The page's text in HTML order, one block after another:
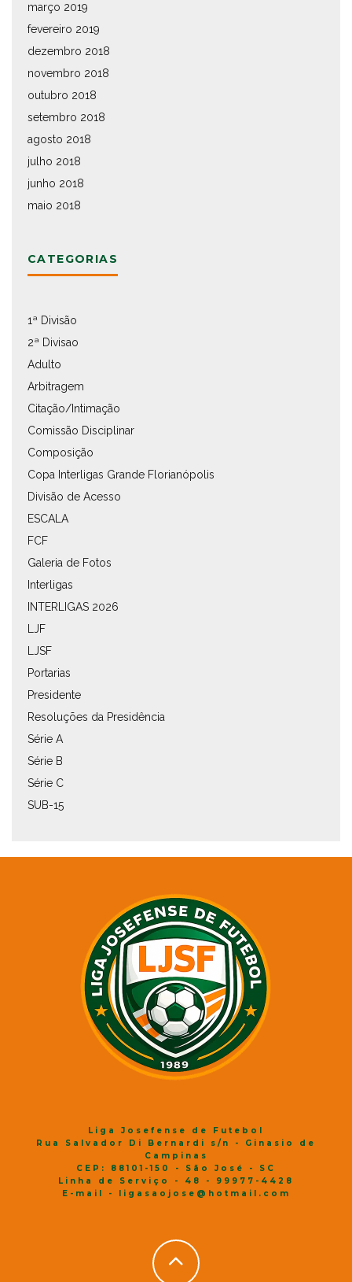
março 2019
fevereiro 2019
dezembro 2018
novembro 2018
outubro 2018
setembro 2018
agosto 2018
julho 2018
junho 2018
maio 2018
CATEGORIAS
1ª Divisão
2ª Divisao
Adulto
Arbitragem
Citação/Intimação
Comissão Disciplinar
Composição
Copa Interligas Grande Florianópolis
Divisão de Acesso
ESCALA
FCF
Galeria de Fotos
Interligas
INTERLIGAS 2026
LJF
LJSF
Portarias
Presidente
Resoluções da Presidência
Série A
Série B
Série C
SUB-15
Liga Josefense de Futebol
Rua Salvador Di Bernardi s/n - Ginasio de
Campinas
CEP: 88101-150 - São José - SC
Linha de Serviço - 48 - 99977-4428
E-mail - ligasaojose@hotmail.com